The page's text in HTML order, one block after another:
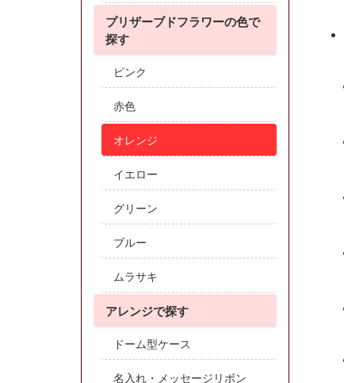
プリザーブドフラワーの色で
探す
ピンク
赤色
オレンジ
イエロー
グリーン
ブルー
ムラサキ
アレンジで探す
ドーム型ケース
名入れ・メッセージリボン